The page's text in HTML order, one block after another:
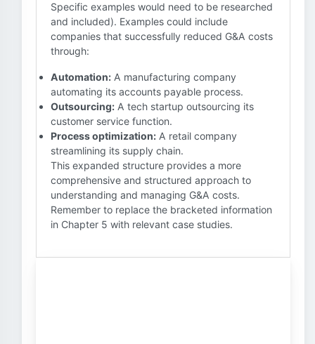
Specific examples would need to be researched
and included). Examples could include
companies that successfully reduced G&A costs
through:
Automation: A manufacturing company
automating its accounts payable process.
Outsourcing: A tech startup outsourcing its
customer service function.
Process optimization: A retail company
streamlining its supply chain.
This expanded structure provides a more
comprehensive and structured approach to
understanding and managing G&A costs.
Remember to replace the bracketed information
in Chapter 5 with relevant case studies.